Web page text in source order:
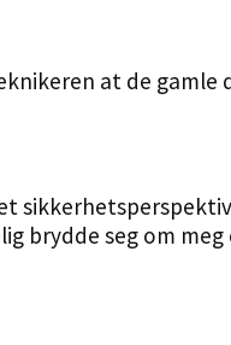
at de
seg om meg